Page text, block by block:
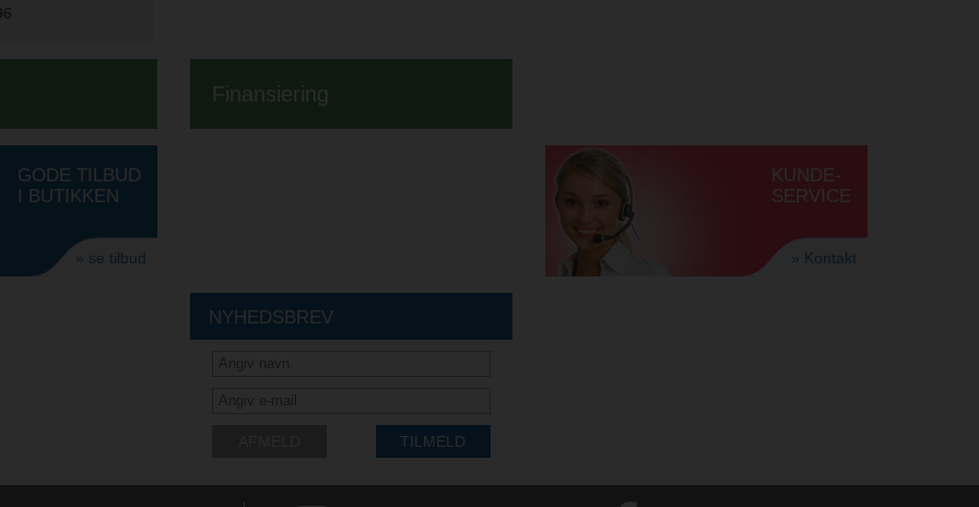
Finansiering
GODE TILBUD
I BUTIKKEN
» se tilbud
KUNDE-
SERVICE
» Kontakt
NYHEDSBREV
TILMELD